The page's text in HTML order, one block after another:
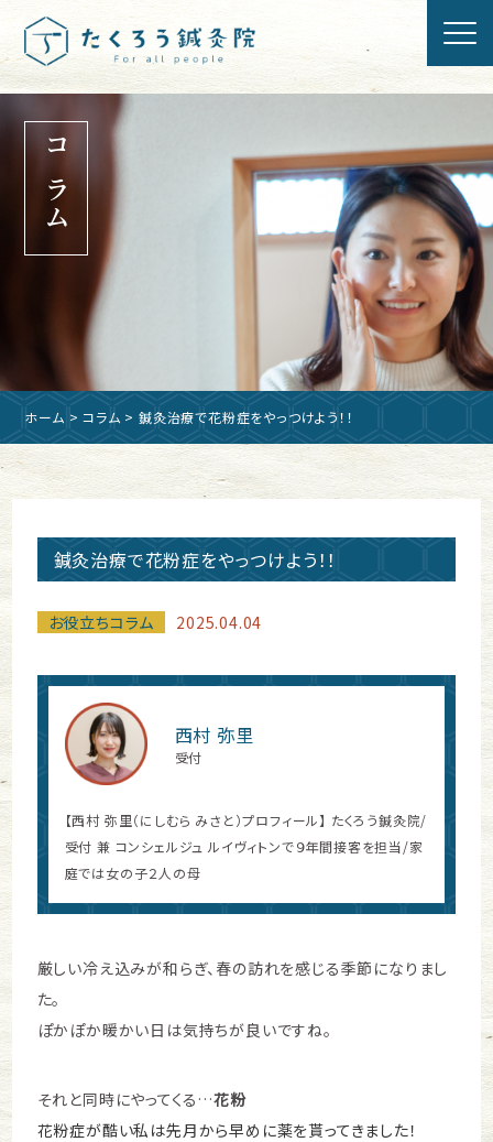
コラム
ホーム >コラム > 鍼灸治療で花粉症をやっつけよう！！
鍼灸治療で花粉症をやっつけよう！！
お役立ちコラム 2025.04.04
西村 弥里
受付
【西村 弥里（にしむら みさと）プロフィール】 たくろう鍼灸院/
受付 兼 コンシェルジュ ルイヴィトンで９年間接客を担当/家
庭では女の子２人の母
厳しい冷え込みが和らぎ、春の訪れを感じる季節になりまし
た。
ぽかぽか暖かい日は気持ちが良いですね。
それと同時にやってくる…花粉
花粉症が酷い私は先月から早めに薬を貰ってきました！